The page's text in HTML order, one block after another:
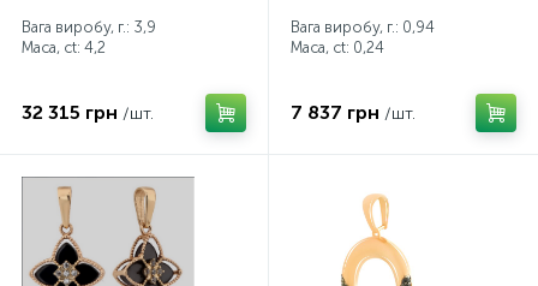
Вага виробу, г.: 3,9
Маса, ct: 4,2
32 315 грн /шт.
Вага виробу, г.: 0,94
Маса, ct: 0,24
7 837 грн /шт.